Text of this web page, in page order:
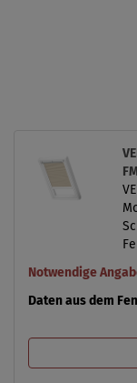
Notwendige
Daten aus dem